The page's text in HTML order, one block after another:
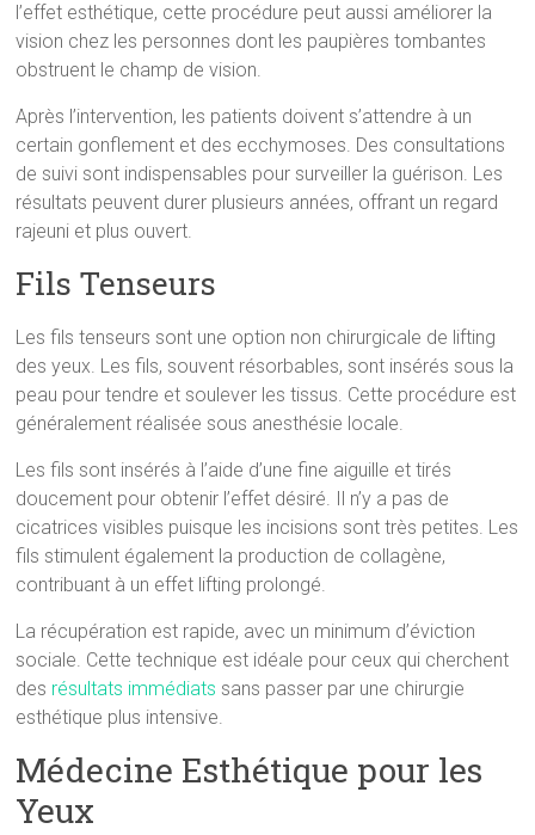
l’effet esthétique, cette procédure peut aussi améliorer la
vision chez les personnes dont les paupières tombantes
obstruent le champ de vision.
Après l’intervention, les patients doivent s’attendre à un
certain gonflement et des ecchymoses. Des consultations
de suivi sont indispensables pour surveiller la guérison. Les
résultats peuvent durer plusieurs années, offrant un regard
rajeuni et plus ouvert.
Fils Tenseurs
Les fils tenseurs sont une option non chirurgicale de lifting
des yeux. Les fils, souvent résorbables, sont insérés sous la
peau pour tendre et soulever les tissus. Cette procédure est
généralement réalisée sous anesthésie locale.
Les fils sont insérés à l’aide d’une fine aiguille et tirés
doucement pour obtenir l’effet désiré. Il n’y a pas de
cicatrices visibles puisque les incisions sont très petites. Les
fils stimulent également la production de collagène,
contribuant à un effet lifting prolongé.
La récupération est rapide, avec un minimum d’éviction
sociale. Cette technique est idéale pour ceux qui cherchent
des résultats immédiats sans passer par une chirurgie
esthétique plus intensive.
Médecine Esthétique pour les
Yeux